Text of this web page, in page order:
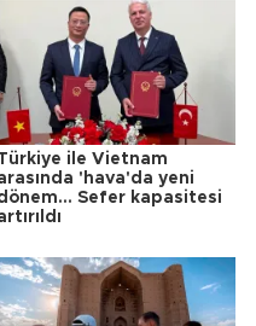
ile Vietnam
'hava'da yeni
Sefer kapasitesi